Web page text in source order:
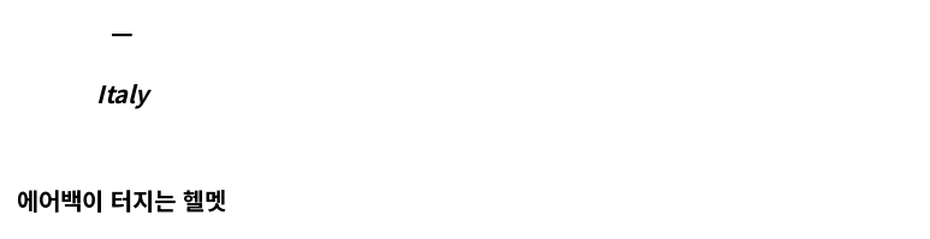
ㅡ
Italy
에어백이 터지는 헬멧